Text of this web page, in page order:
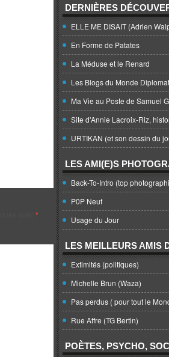
*
DERNIÈRES
ELLE ME DISAIT (Adrien
En Forme de Patates
La Méduse et le Renard
Les Blogs du Monde
Ma Vie au Poste de Samuel
Site d'Annie Lacroix-Riz,
URTIKAN (et son dessin du
LES AMI(E)S
Back-To-Intro (top
P0P Neuf
Usage du Jour
LES MEILLEURS AMIS
Extimités (politiques)
Michelle Brun (Waza)
Pas perdus ( pour tout le
Rue Affre (TG Bertin)
POÈTES, PSYCHO,